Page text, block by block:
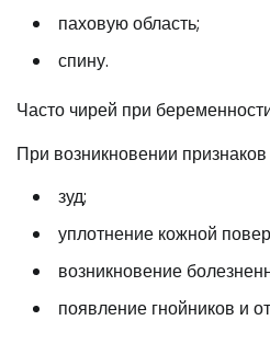
паховую область;
спину.
Часто чирей при
При возникновении
зуд;
уплотнение кожной
возникновение
появление гнойников и